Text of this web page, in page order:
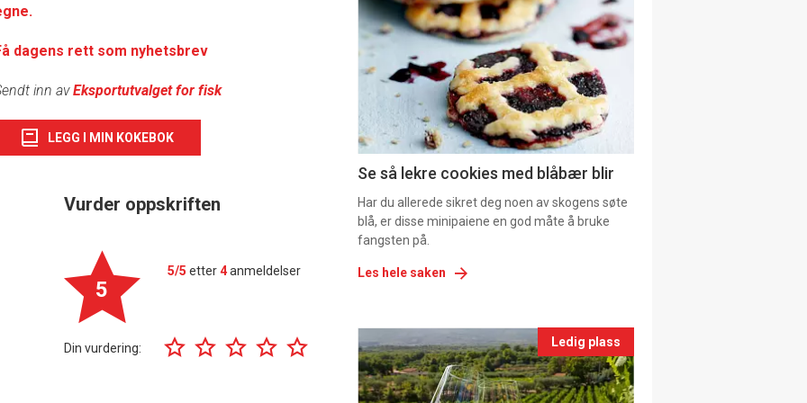
dagens rett som nyhetsbrev
inn avEksportutvalget for fisk
LEGG I MIN KOKEBOK
Vurder oppskriften
5
5/5 etter4anmeldelser
Din vurdering:
detail
-
section
11
Ukens
vin
Se så lekre cookies med blåbær blir
Har du allerede sikret deg noen av skogens søte
blå, er disse minipaiene en god måte å bruke
fangsten på.
Les hele saken
Events
single
Ledig plass